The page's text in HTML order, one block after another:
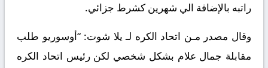
راتبه بالإضافة الي شهرين كشرط جزائي.
وقال مصدر مـن اتحاد الكره لـ يلا شوت: “أوسوريو طلب
مقابلة جمال علام بشكل شخصي لكن رئيس اتحاد الكره